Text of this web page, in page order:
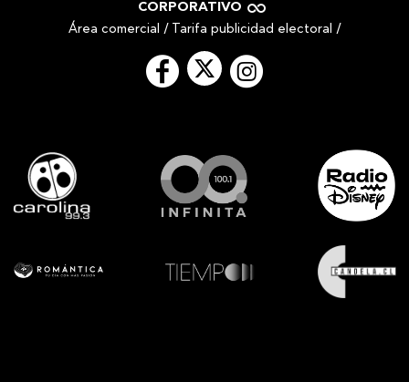
CORPORATIVO
Área comercial / Tarifa publicidad electoral /